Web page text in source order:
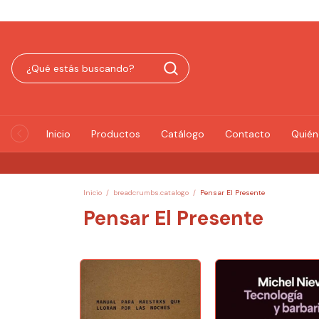
Inicio Productos Catálogo Contacto
Inicio / breadcrumbs.catalogo / Pensar El Presente
Pensar El Presente